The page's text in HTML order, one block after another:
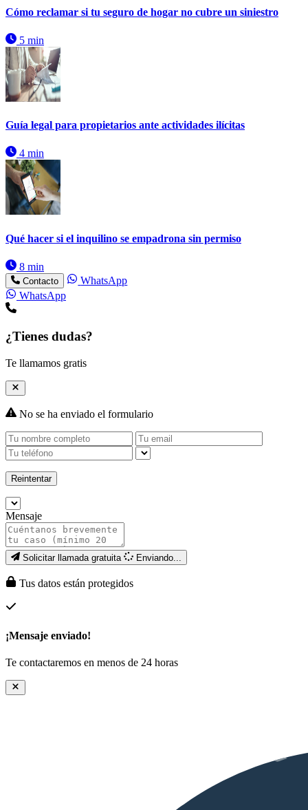
Cómo reclamar si tu seguro de hogar no cubre un siniestro
5 min
Guía legal para propietarios ante actividades ilícitas
4 min
Qué hacer si el inquilino se empadrona sin permiso
8 min
Contacto
WhatsApp
WhatsApp
¿Tienes dudas?
Te llamamos gratis
No se ha enviado el formulario
Reintentar
Mensaje
Solicitar llamada gratuita Enviando...
Tus datos están protegidos
¡Mensaje enviado!
Te contactaremos en menos de 24 horas